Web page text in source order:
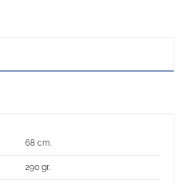
68 cm.
290 gr.